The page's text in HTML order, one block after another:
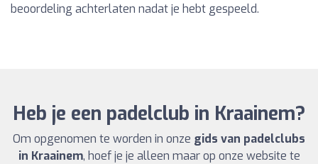
beoordeling achterlaten nadat je hebt gespeeld.
Heb je een padelclub in Kraainem?
Om opgenomen te worden in onze gids van padelclubs
in Kraainem, hoef je je alleen maar op onze website te